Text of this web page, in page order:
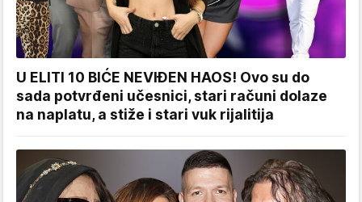
U ELITI 10 BIĆE NEVIĐEN HAOS! Ovo su do
sada potvrđeni učesnici, stari računi dolaze
na naplatu, a stiže i stari vuk rijalitija